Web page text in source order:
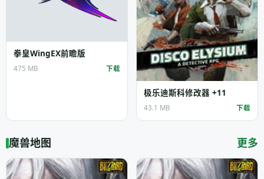
拳皇WingEX前瞻版
475 MB 下载
极乐迪斯科修改器 +11
43.1 MB 下载
魔兽地图 更多